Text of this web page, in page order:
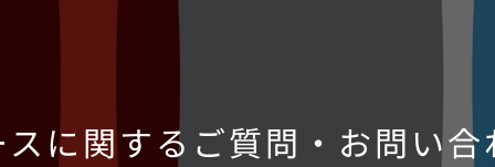
に関するご質問・お問い